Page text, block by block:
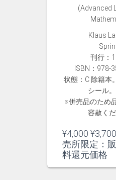
(Advanced
Klaus
刊行：
ISBN：978-
状態：C 除籍本
シール。
※併売品のため
容赦くだ
¥4,000元
の
価
¥3,700
売所限定：
料還元価格